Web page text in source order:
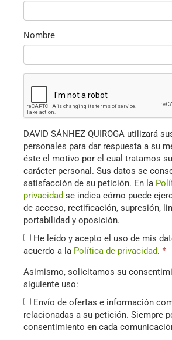
Nombre
DAVID SÁNHEZ QUIROGA utilizará
personales para dar respuesta a su
éste el motivo por el cual tratamos
carácter personal. Sus datos se
satisfacción de su petición. En la
privacidad se indica cómo puede
de acceso, rectificación, supresión,
portabilidad y oposición.
He leído y acepto el uso de mis
acuerdo a la Política de privacidad. *
Asimismo, solicitamos su
siguiente uso:
Envío de ofertas e información
relacionadas a su petición. Siempre
consentimiento en cada